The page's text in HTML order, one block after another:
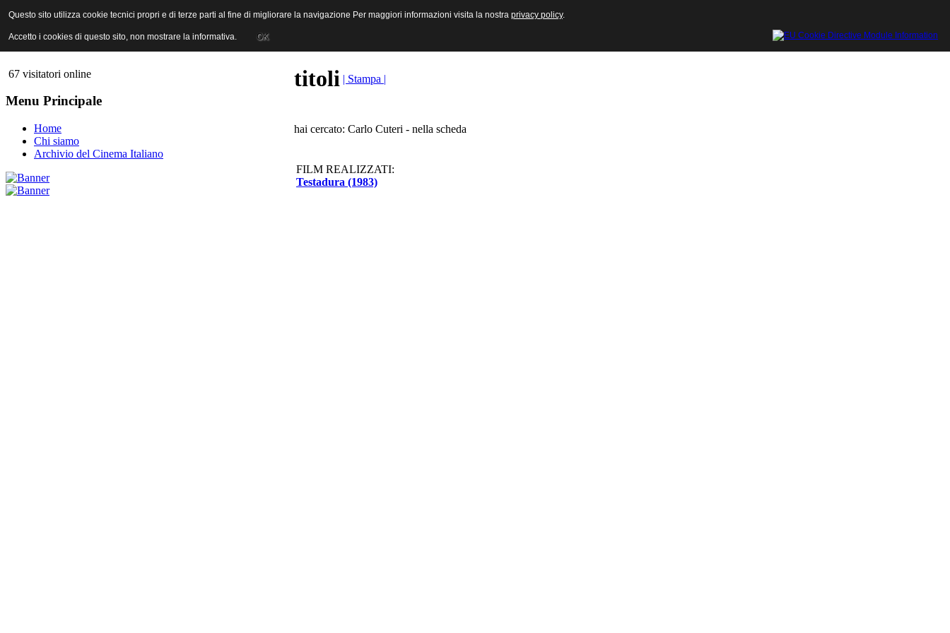
ANICA | Associazione Nazionale Industrie Cinematografiche Audiovisive e Multimediali
67 visitatori online
Menu Principale
Home
Chi siamo
Archivio del Cinema Italiano
titoli | Stampa |
hai cercato: Carlo Cuteri - nella scheda
FILM REALIZZATI:
Testadura (1983)
Questo sito utilizza cookie tecnici propri e di terze parti al fine di migliorare la navigazione Per maggiori informazioni visita la nostra privacy policy.
Accetto i cookies di questo sito, non mostrare la informativa. OK
Questo sito utilizza cookie tecnici propri e di terze parti al fine di migliorare la navigazione Per maggiori informazioni visita la nostra privacy policy.
Accetto i cookies di questo sito, non mostrare la informativa. OK